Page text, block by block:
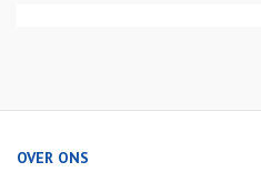
OVER ONS